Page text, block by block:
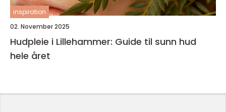
inspiration
02. November 2025
Hudpleie i Lillehammer: Guide til sunn hud
hele året